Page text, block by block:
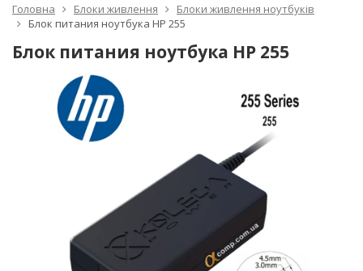
Головна Блоки живлення
Блоки живлення ноутбуків
Блок питания ноутбука HP 255
Блок питания ноутбука HP 255